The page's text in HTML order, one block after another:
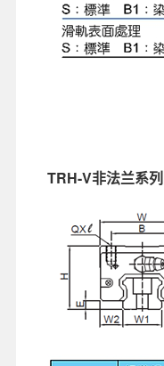
TRH-V非法兰系列